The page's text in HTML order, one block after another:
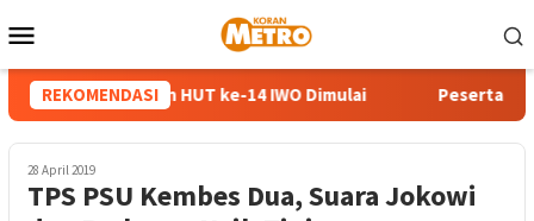
ke
Mobile
REKOMENDASI
Perayaan HUT ke-14 IWO Dimulai Peserta
28 April 2019
TPS PSU Kembes Dua, Suara Jokowi